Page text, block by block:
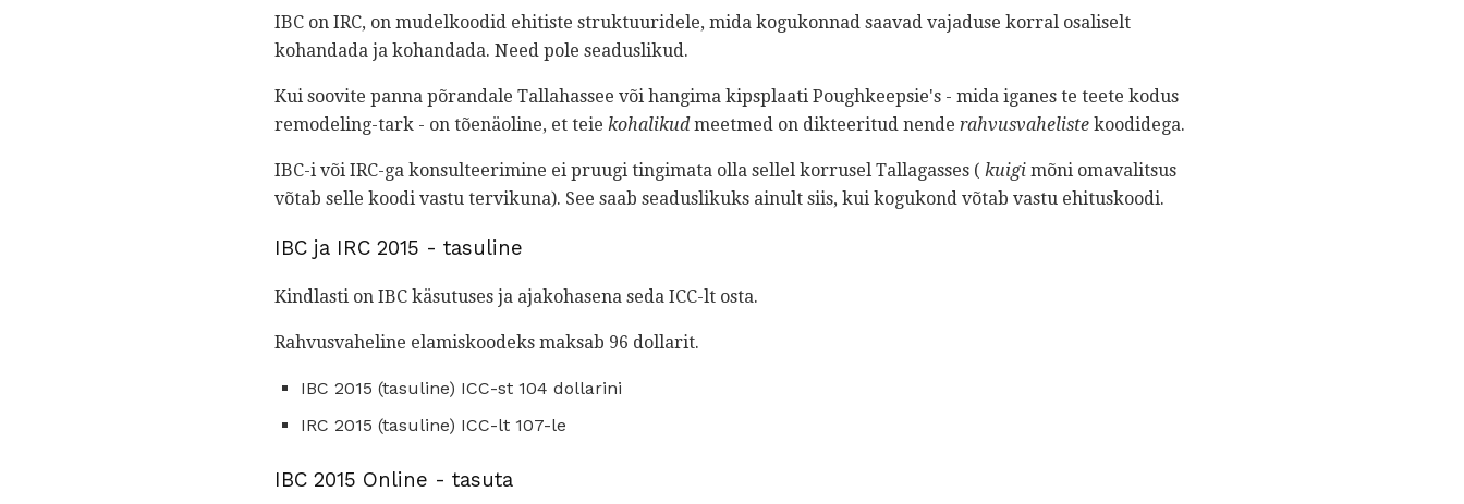
IBC on IRC, on mudelkoodid ehitiste struktuuridele, mida kogukonnad saavad vajaduse korral osaliselt
kohandada ja kohandada. Need pole seaduslikud.
Kui soovite panna põrandale Tallahassee või hangima kipsplaati Poughkeepsie's - mida iganes te teete kodus
remodeling-tark - on tõenäoline, et teie kohalikud meetmed on dikteeritud nende rahvusvaheliste koodidega.
IBC-i või IRC-ga konsulteerimine ei pruugi tingimata olla sellel korrusel Tallagasses ( kuigi mõni omavalitsus
võtab selle koodi vastu tervikuna). See saab seaduslikuks ainult siis, kui kogukond võtab vastu ehituskoodi.
IBC ja IRC 2015 - tasuline
Kindlasti on IBC käsutuses ja ajakohasena seda ICC-lt osta.
Rahvusvaheline elamiskoodeks maksab 96 dollarit.
IBC 2015 (tasuline) ICC-st 104 dollarini
IRC 2015 (tasuline) ICC-lt 107-le
IBC 2015 Online - tasuta